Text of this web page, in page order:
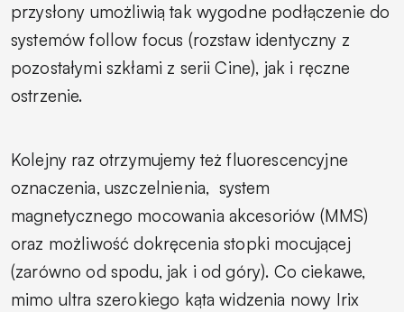
przysłony umożliwią tak wygodne podłączenie do
systemów follow focus (rozstaw identyczny z
pozostałymi szkłami z serii Cine), jak i ręczne
ostrzenie.
Kolejny raz otrzymujemy też fluorescencyjne
oznaczenia, uszczelnienia, system
magnetycznego mocowania akcesoriów (MMS)
oraz możliwość dokręcenia stopki mocującej
(zarówno od spodu, jak i od góry). Co ciekawe,
mimo ultra szerokiego kąta widzenia nowy Irix